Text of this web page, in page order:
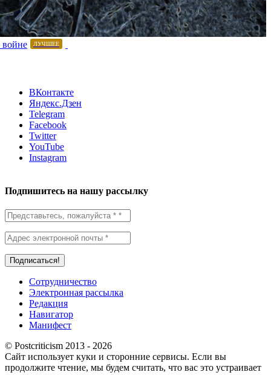
ЛУЧШЕЕ
ВКонтакте
Яндекс.Дзен
Telegram
Facebook
Twitter
YouTube
Instagram
Подпишитесь на нашу рассылку
Сотрудничество
Электронная рассылка
Редакция
Навигатор
Манифест
© Postcriticism 2013 - 2026
Сайт использует куки и сторонние сервисы. Если вы
продолжите чтение, мы будем считать, что вас это устраивает